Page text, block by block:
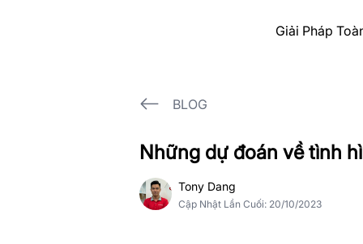
Giải Pháp
BLOG
Những dự đoán về tình
Tony Dang
Cập Nhật Lần Cuối: 20/10/2023